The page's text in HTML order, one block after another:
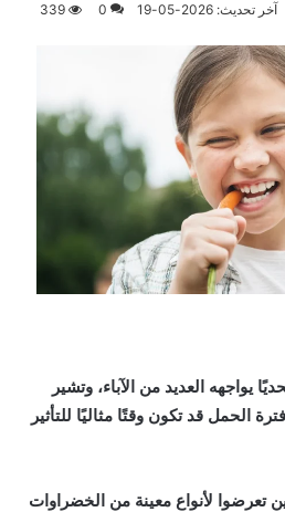
آخر تحديث: 2026-05-19 0
339
يواجهه العديد من الآباء، وتشير
الحمل قد تكون وقتًا مثاليًا للتأثير
تعرضوا لأنواع معينة من الخضراوات